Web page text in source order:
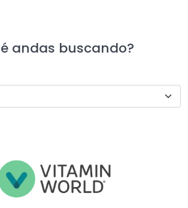
andas buscando?